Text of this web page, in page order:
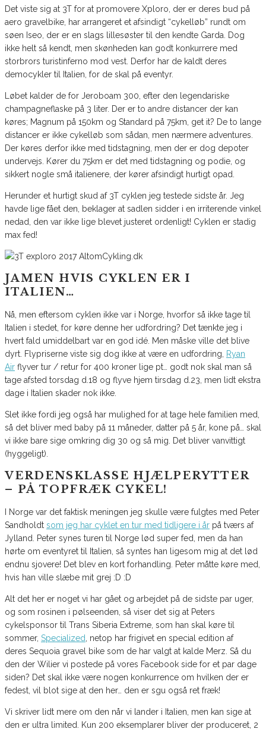
Det viste sig at 3T for at promovere Xploro, der er deres bud på
aero gravelbike, har arrangeret et afsindigt “cykelløb” rundt om
søen Iseo, der er en slags lillesøster til den kendte Garda. Dog
ikke helt så kendt, men skønheden kan godt konkurrere med
storbrors turistinferno mod vest. Derfor har de kaldt deres
democykler til Italien, for de skal på eventyr.
Løbet kalder de for Jeroboam 300, efter den legendariske
champagneflaske på 3 liter. Der er to andre distancer der kan
køres; Magnum på 150km og Standard på 75km, get it? De to lange
distancer er ikke cykelløb som sådan, men nærmere adventures.
Der køres derfor ikke med tidstagning, men der er dog depoter
undervejs. Kører du 75km er det med tidstagning og podie, og
sikkert nogle små italienere, der kører afsindigt hurtigt opad.
Herunder et hurtigt skud af 3T cyklen jeg testede sidste år. Jeg
havde lige fået den, beklager at sadlen sidder i en irriterende vinkel
nedad, den var ikke lige blevet justeret ordenligt! Cyklen er stadig
max fed!
JAMEN HVIS CYKLEN ER I
ITALIEN…
Nå, men eftersom cyklen ikke var i Norge, hvorfor så ikke tage til
Italien i stedet, for køre denne her udfordring? Det tænkte jeg i
hvert fald umiddelbart var en god idé. Men måske ville det blive
dyrt. Flypriserne viste sig dog ikke at være en udfordring,
Ryan
Air flyver tur / retur for 400 kroner lige pt… godt nok skal man så
tage afsted torsdag d.18 og flyve hjem tirsdag d.23, men lidt ekstra
dage i Italien skader nok ikke.
Slet ikke fordi jeg også har mulighed for at tage hele familien med,
så det bliver med baby på 11 måneder, datter på 5 år, kone på… skal
vi ikke bare sige omkring dig 30 og så mig. Det bliver vanvittigt
(hyggeligt).
VERDENSKLASSE HJÆLPERYTTER
– PÅ TOPFRÆK CYKEL!
I Norge var det faktisk meningen jeg skulle være fulgtes med Peter
Sandholdt som jeg har cyklet en tur med tidligere i år på tværs af
Jylland. Peter synes turen til Norge lød super fed, men da han
hørte om eventyret til Italien, så syntes han ligesom mig at det lød
endnu sjovere! Det blev en kort forhandling. Peter måtte køre med,
hvis han ville slæbe mit grej :D :D
Alt det her er noget vi har gået og arbejdet på de sidste par uger,
og som rosinen i pølseenden, så viser det sig at Peters
cykelsponsor til Trans Siberia Extreme, som han skal køre til
sommer, Specialized , netop har frigivet en special edition af
deres Sequoia gravel bike som de har valgt at kalde Merz. Så du
den der Wilier vi postede på vores Facebook side for et par dage
siden? Det skal ikke være nogen konkurrence om hvilken der er
fedest, vil blot sige at den her… den er sgu også ret fræk!
Vi skriver lidt mere om den når vi lander i Italien, men kan sige at
den er ultra limited. Kun 200 eksemplarer bliver der produceret, 2